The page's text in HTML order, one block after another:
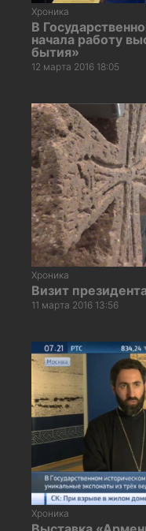
Хроника
В
начала работу
бытия»
12 марта 2016 18:05
Хроника
Визит
11 марта 2016 13:56
Хроника